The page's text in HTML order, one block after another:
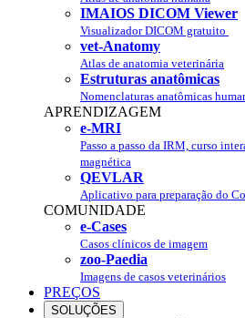
IMAIOS DICOM Viewer
Visualizador DICOM gratuito
vet-Anatomy
Atlas de anatomia veterinária
Estruturas anatômicas
Nomenclaturas anatômicas
APRENDIZAGEM
e-MRI
Passo a passo da IRM, curso
magnética
QEVLAR
Aplicativo para preparação do
COMUNIDADE
e-Cases
Casos clínicos de imagem
zoo-Paedia
Imagens de casos veterinários
PREÇOS
SOLUÇÕES